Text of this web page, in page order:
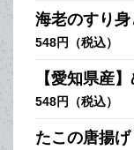
海老のすり
548円（税込）
【愛知県産
548円（税込）
たこの唐揚げ